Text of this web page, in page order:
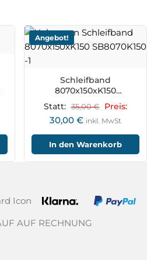
Angebot!
Schleifband
8070x150xK150
SB8070K150SET
Statt: 35,00€ Preis:
30,00 € inkl. MwSt
In den Warenkorb